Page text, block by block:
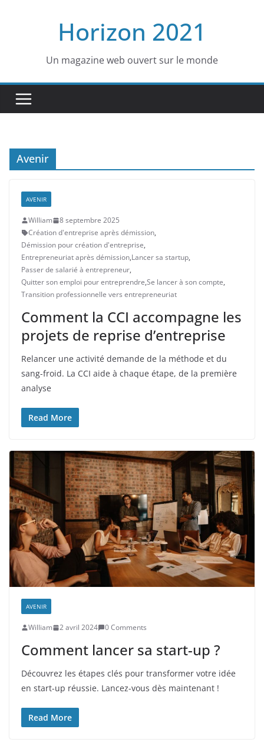
Horizon 2021
Un magazine web ouvert sur le monde
Avenir
AVENIR
William
8 septembre 2025
Création d'entreprise après démission,
Démission pour création d'entreprise,
Entrepreneuriat après démission,Lancer sa startup,
Passer de salarié à entrepreneur,
Quitter son emploi pour entreprendre,Se lancer à son compte,
Transition professionnelle vers entrepreneuriat
Comment la CCI accompagne les
projets de reprise d’entreprise
Relancer une activité demande de la méthode et du
sang-froid. La CCI aide à chaque étape, de la première
analyse
Read More
AVENIR
William 2 avril 2024 0 Comments
Comment lancer sa start-up ?
Découvrez les étapes clés pour transformer votre idée
en start-up réussie. Lancez-vous dès maintenant !
Read More